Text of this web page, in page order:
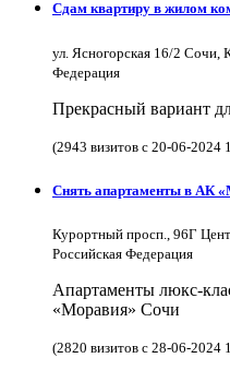
Сдам квартиру в жилом
ул. Ясногорская 16/2 Сочи,
Федерация
Прекрасный вариант
(2943 визитов с 20-06-2024
Снять апартаменты в АК
Курортный просп., 96Г
Российская Федерация
Апартаменты люкс-
«Моравия» Сочи
(2820 визитов с 28-06-2024